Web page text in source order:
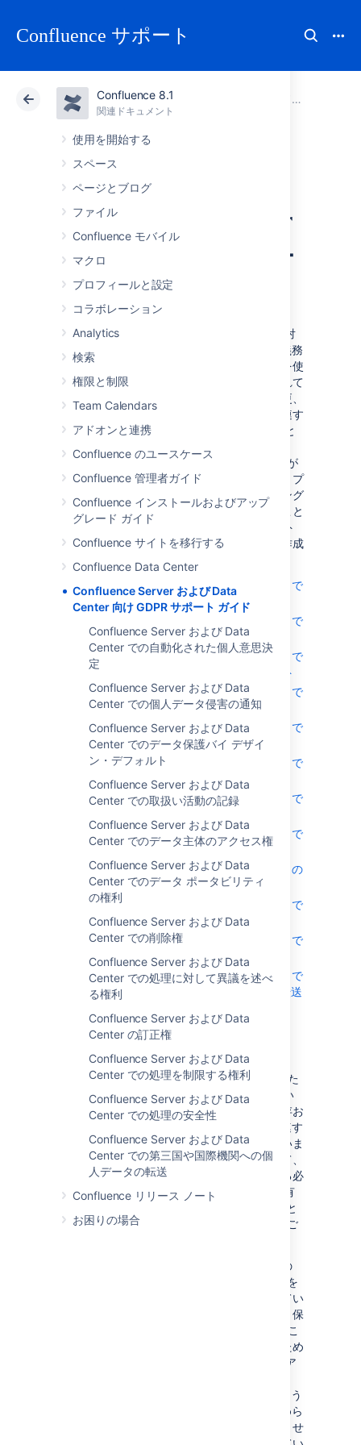
Confluence サポート
Confluence 8.1
関連ドキュメント
使用を開始する
スペース
ページとブログ
ファイル
Confluence モバイル
マクロ
プロフィールと設定
コラボレーション
Analytics
検索
権限と制限
Team Calendars
アドオンと連携
Confluence のユースケース
Confluence 管理者ガイド
Confluence インストールおよびアップ
グレード ガイド
Confluence サイトを移行する
Confluence Data Center
Confluence Server および Data
Center 向け GDPR サポート ガイド
Confluence Server および Data
Center での自動化された個人意思決
定
Confluence Server および Data
Center での個人データ侵害の通知
Confluence Server および Data
Center でのデータ保護バイ デザイ
ン・デフォルト
Confluence Server および Data
Center での取扱い活動の記録
Confluence Server および Data
Center でのデータ主体のアクセス権
Confluence Server および Data
Center でのデータ ポータビリティ
の権利
Confluence Server および Data
Center での削除権
Confluence Server および Data
Center での処理に対して異議を述べ
る権利
Confluence Server および Data
Center の訂正権
Confluence Server および Data
Center での処理を制限する権利
Confluence Server および Data
Center での処理の安全性
Confluence Server および Data
Center での第三国や国際機関への個
人データの転送
Confluence リリース ノート
お困りの場合
アトラシアン サポート
クラウド Data Center 8.1
Confluence Server
および Data Center
向け GDPR サポー
ト ガイド
この一連のサポート ガイドは、管理者による対
応が必要になる可能性がある、GDPR 固有の義務
に関連する操作について案内します。ガイドを使
用することで、製品内で個人データが保管されて
いる可能性のある場所を特定し、データの変更、
制限、および削除を含む、データ主体者に関連す
るアクセス リクエストへの対応に役立てること
ができます。
回避策にはデータベースでの SQL の直接実行が
含まれるため、本番環境データベースでスクリプ
トを実行する前に、本番環境以外のステージング
環境またはテスト環境でこれを実行しておくこと
を強くおすすめします。また、SQL スクリプト
で変更を加える前にデータのバックアップを作成
しておくことを強くおすすめします。
Confluence Server および Data Center で
の自動化された個人意思決定
Confluence Server および Data Center で
の個人データ侵害の通知
Confluence Server および Data Center で
のデータ保護バイ デザイン・デフォルト
Confluence Server および Data Center で
の取扱い活動の記録
Confluence Server および Data Center で
のデータ主体のアクセス権
Confluence Server および Data Center で
のデータ ポータビリティの権利
Confluence Server および Data Center で
Confluence Server および Data Center で
の処理に対して異議を述べる権利
Confluence Server および Data Center の
訂正権
Confluence Server および Data Center で
の処理を制限する権利
Confluence Server および Data Center で
の処理の安全性
Confluence Server および Data Center で
の第三国や国際機関への個人データの転送
GDPR と Atlassian Server お
アトラシアンでは、アトラシアンの Server また
は Data Center アプリケーションを使用してい
るお客様に、これらのアプリケーションで保存お
よび処理されたデータについて、GDPR に関連す
る義務が発生する場合があることを理解していま
す。たとえば、特定のユーザーの依頼に応じて、
個人データにアクセスし、変更または削除する必
要がある場合があります。お客様が GDPR 固有
の義務を果たすために役立つ、GDPR の FAQ と
Server および Data Center 製品用のガイドをご
アトラシアンでは、ユーザーがアトラシアンの
Server または Data Center アプリケーションを
使用する際、アプリケーション内に保存されてい
る個人情報にアクセスしたり、それらを収集、保
存、または処理したりすることはありません (こ
のようなデータがインシデントのサポートのため
に提供された場合を除く)。このためアトラシア
Data Center アプリケーション内に保存するよう
に選択した個人データについて、GDPR で定めら
れるデータ処理者でもデータ管理者でもありませ